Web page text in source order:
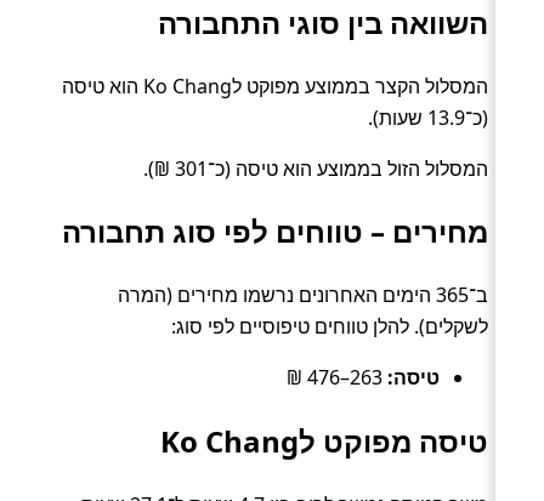
השוואה בין סוגי התחבורה
המסלול הקצר בממוצע מפוקט לKo Chang הוא טיסה
(כ־13.9 שעות).
המסלול הזול בממוצע הוא טיסה (כ־301 ₪).
מחירים – טווחים לפי סוג תחבורה
ב־365 הימים האחרונים נרשמו מחירים (המרה
לשקלים). להלן טווחים טיפוסיים לפי סוג:
טיסה:
טיסה מפוקט לKo Chang